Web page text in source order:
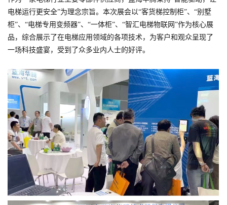
电梯运行更安全”为理念宗旨。本次展会以“客货梯控制柜”、“别墅
柜”、“电梯专用变频器”、“一体柜”、“智汇电梯物联网”作为核心展
品，综合展示了在电梯应用领域的各项技术，为客户和观众呈现了
一场科技盛宴，受到了众多业内人士的好评。